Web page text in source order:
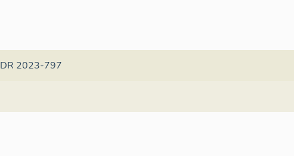
2023-797